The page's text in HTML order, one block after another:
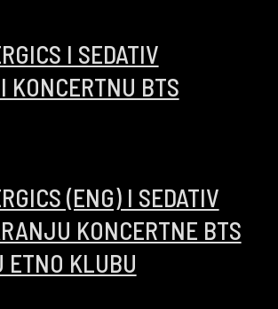
I SEDATIV
KONCERTNU BTS
(ENG) I SEDATIV
KONCERTNE BTS
ETNO KLUBU